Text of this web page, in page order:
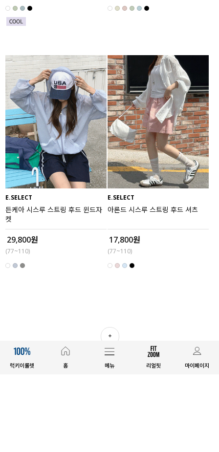
럭키이룰렛 홈 메뉴 리얼핏 마이페이지
E.SELECT
든케아 시스루 스트링 후드 윈드자
켓
29,800원
(77~110)
E.SELECT
아론드 시스루 스트링 후드 셔츠
17,800원
(77~110)
더보기